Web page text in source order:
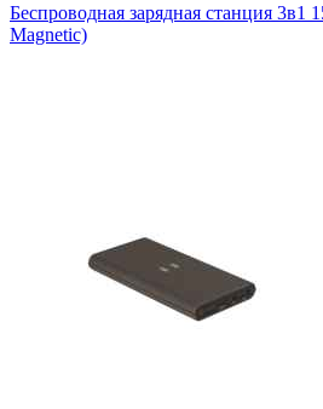
Беспроводная зарядная станция 3в1
Magnetic)